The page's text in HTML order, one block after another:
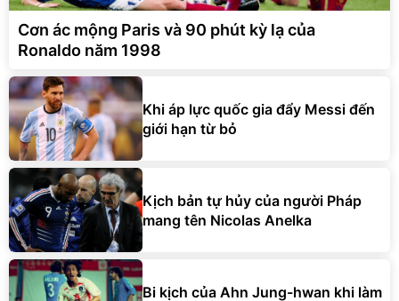
Cơn ác mộng Paris và 90 phút kỳ lạ của
Ronaldo năm 1998
Khi áp lực quốc gia đẩy Messi đến
giới hạn từ bỏ
Kịch bản tự hủy của người Pháp
mang tên Nicolas Anelka
Bi kịch của Ahn Jung-hwan khi làm